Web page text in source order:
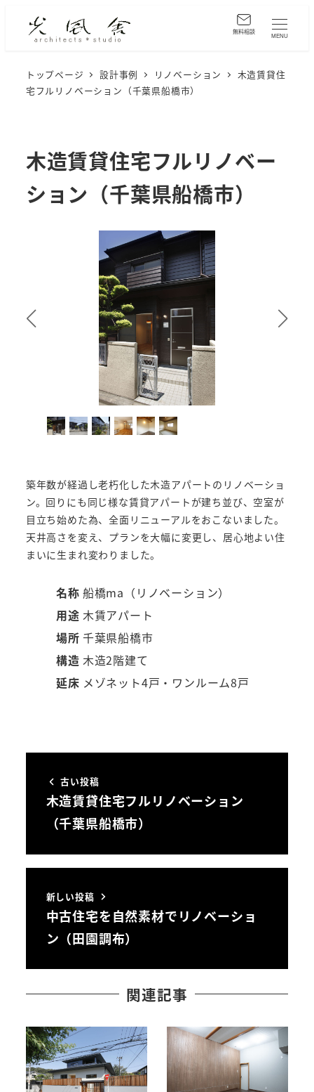
MENU
トップページ 設計事例 リノベーション
木造賃貸住
宅フルリノベーション（千葉県船橋市）
木造賃貸住宅フルリノベー
ション（千葉県船橋市）
築年数が経過し老朽化した木造アパートのリノベーショ
ン。回りにも同じ様な賃貸アパートが建ち並び、空室が
目立ち始めた為、全面リニューアルをおこないました。
天井高さを変え、プランを大幅に変更し、居心地よい住
まいに生まれ変わりました。
名称 船橋ma（リノベーション）
用途 木賃アパート
場所 千葉県船橋市
構造 木造2階建て
延床 メゾネット4戸・ワンルーム8戸
古い投稿
木造賃貸住宅フルリノベーション
（千葉県船橋市）
新しい投稿
中古住宅を自然素材でリノベーショ
ン（田園調布）
関連記事
無料相談